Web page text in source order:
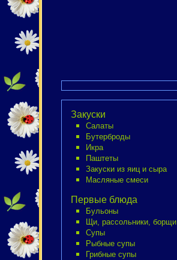
Закуски
Салаты
Бутерброды
Икра
Паштеты
Закуски из яиц и сыра
Масляные смеси
Первые блюда
Бульоны
Щи, рассольники, борщи
Супы
Рыбные супы
Грибные супы